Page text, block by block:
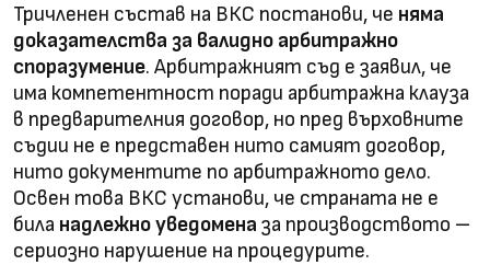
Тричленен състав на ВКС постанови, че няма
доказателства за валидно арбитражно
споразумение. Арбитражният съд е заявил, че
има компетентност поради арбитражна клауза
в предварителния договор, но пред върховните
съдии не е представен нито самият договор,
нито документите по арбитражното дело.
Освен това ВКС установи, че страната не е
била надлежно уведомена за производството –
сериозно нарушение на процедурите.